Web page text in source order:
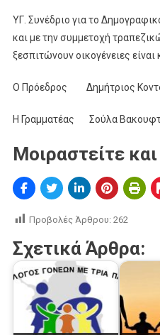
ΥΓ. Συνέδριο για το
και με την συμμετοχή
ξεσπιτώνουν οικογένειες
Ο Πρόεδρος Δημήτριος
Η Γραμματέας Σούλα
Μοιραστείτε
Προβολές Άρθρου: 262
Σχετικά Άρθρα: